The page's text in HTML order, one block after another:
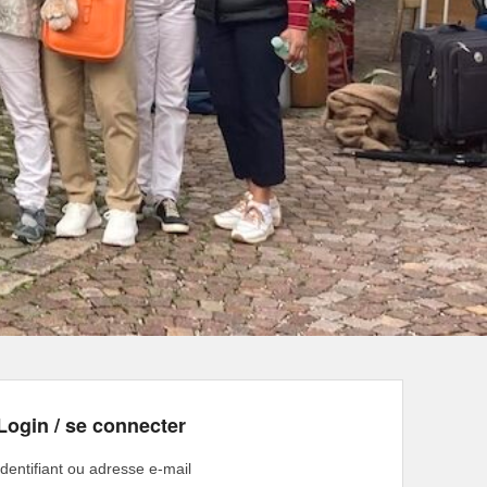
/ se connecter
ou adresse e-mail